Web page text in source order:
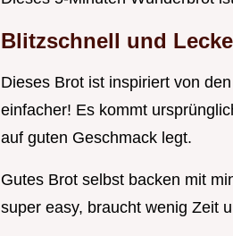
Blitzschnell und
Dieses Brot ist inspiriert von
einfacher! Es kommt
auf guten Geschmack legt.
Gutes Brot selbst backen mit
super easy, braucht wenig Zeit